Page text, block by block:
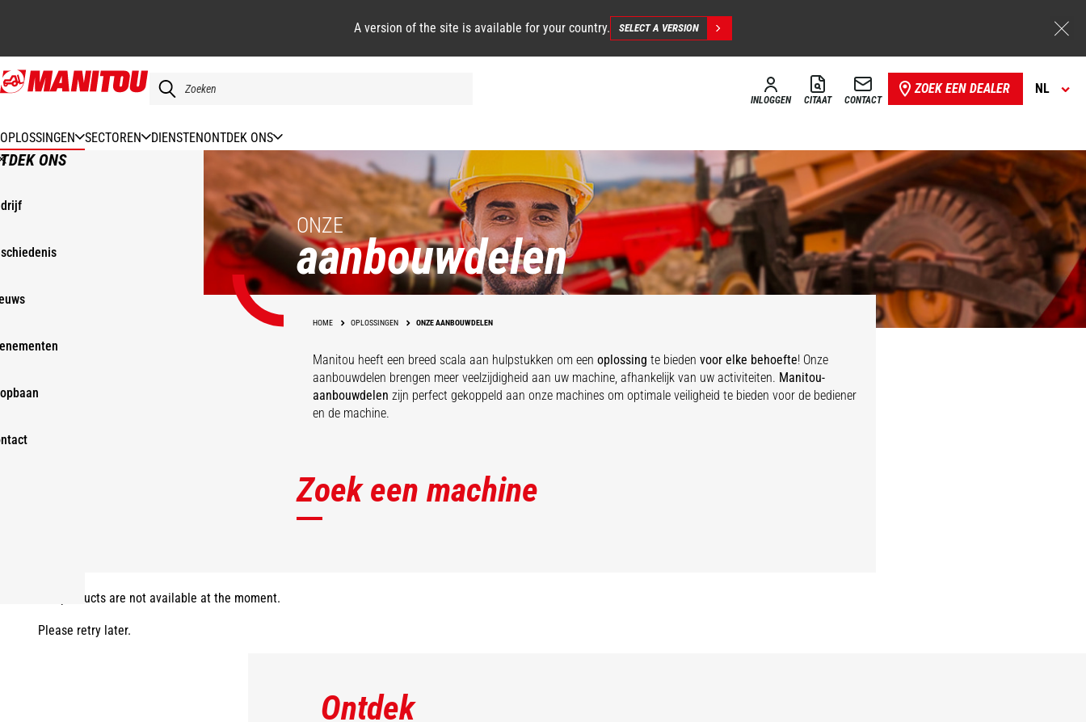
Overslaan
en
inhoud
gaan
A version of the site is available for your country. SELECT A VERSION
INLOGGEN CITAAT CONTACT
ZOEK EEN DEALER NL
OPLOSSINGEN SECTOREN DIENSTENONTDEK ONS
ONS
ONZE
aanbouwdelen
HOME OPLOSSINGEN ONZE AANBOUWDELEN
Manitou heeft een breed scala aan hulpstukken om een oplossing te bieden voor elke behoefte! Onze
aanbouwdelen brengen meer veelzijdigheid aan uw machine, afhankelijk van uw activiteiten. Manitou-
aanbouwdelen zijn perfect gekoppeld aan onze machines om optimale veiligheid te bieden voor de bediener
en de machine.
Zoek een machine
The products are not available at the moment.
Please retry later.
Ontdek